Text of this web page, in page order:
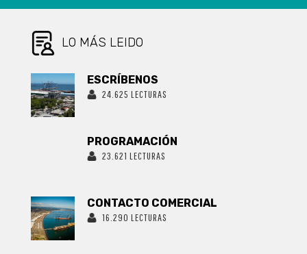
LO MÁS LEIDO
ESCRÍBENOS
24.625 LECTURAS
PROGRAMACIÓN
23.621 LECTURAS
CONTACTO COMERCIAL
16.290 LECTURAS